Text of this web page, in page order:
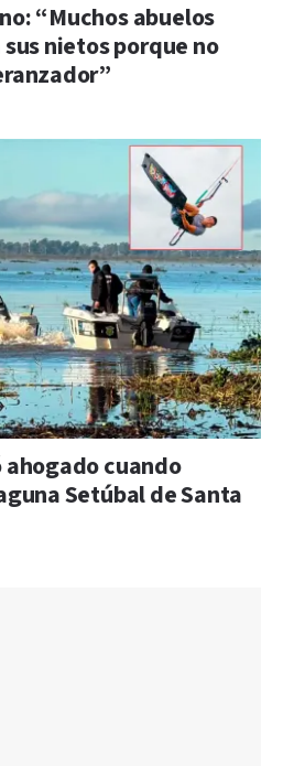
“Muchos abuelos
nietos porque no
cuando
Setúbal de Santa